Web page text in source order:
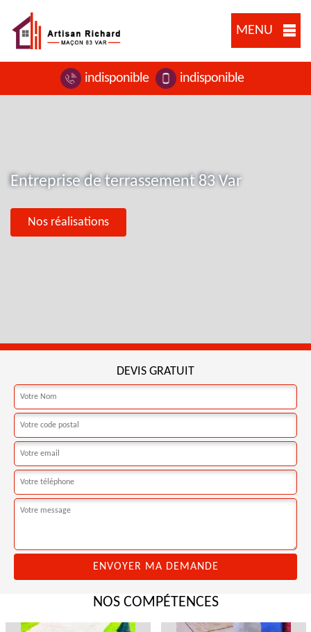
MENU
indisponible indisponible
Entreprise de terrassement 83 Var
Nos réalisations
DEVIS GRATUIT
NOS COMPÉTENCES